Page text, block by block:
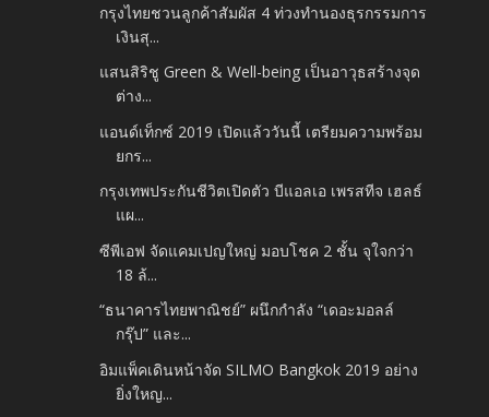
กรุงไทยชวนลูกค้าสัมผัส 4 ท่วงทำนองธุรกรรมการ
เงินสุ...
แสนสิริชู Green & Well-being เป็นอาวุธสร้างจุด
ต่าง...
แอนด์เท็กซ์ 2019 เปิดแล้ววันนี้ เตรียมความพร้อม
ยกร...
กรุงเทพประกันชีวิตเปิดตัว บีแอลเอ เพรสทีจ เฮลธ์
แผ...
ซีพีเอฟ จัดแคมเปญใหญ่ มอบโชค 2 ชั้น จุใจกว่า
18 ล้...
“ธนาคารไทยพาณิชย์” ผนึกกำลัง “เดอะมอลล์
กรุ๊ป” และ...
อิมแพ็คเดินหน้าจัด SILMO Bangkok 2019 อย่าง
ยิ่งใหญ...